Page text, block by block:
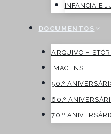
INFÂNCIA E
DOCUMENTOS
ARQUIVO
IMAGENS
50.º
60.º
70.º